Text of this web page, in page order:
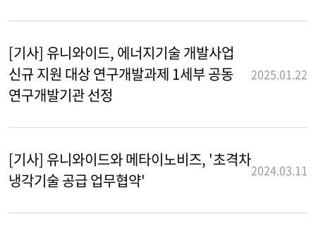
[기사] 유니와이드, 에너지기술 개발사업
신규 지원 대상 연구개발과제 1세부 공동
연구개발기관 선정
2025.01.22
[기사] 유니와이드와 메타이노비즈, '초격차
냉각기술 공급 업무협약'
2024.03.11